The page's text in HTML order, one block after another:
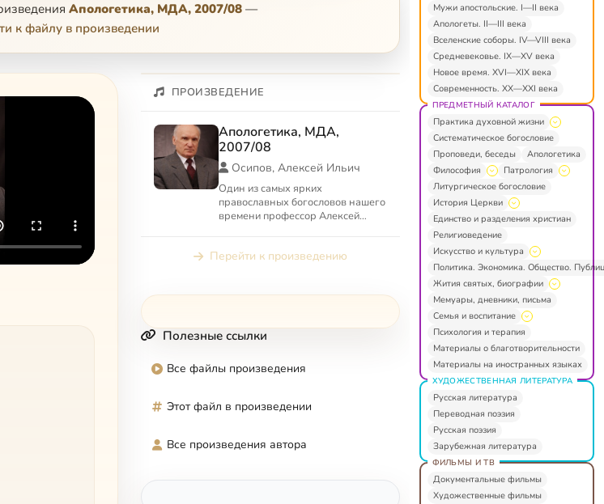
Апологетика, МДА, 2007/08 —
к файлу в произведении
ПРОИЗВЕДЕНИЕ
Апологетика, МДА,
2007/08
Осипов, Алексей Ильич
Один из самых ярких
православных богословов нашего
времени профессор Алексей
Московской духовной ак...
Перейти к произведению
Полезные ссылки
Все файлы произведения
Этот файл в произведении
Все произведения автора
Мужи апостольские. I—II века
Апологеты. II—III века
Вселенские соборы. IV—VIII века
Средневековье. IX—XV века
Новое время. XVI—XIX века
Современность. XX—XXI века
ПРЕДМЕТНЫЙ КАТАЛОГ
Практика духовной жизни
Систематическое богословие
Проповеди, беседы
Апологетика
Философия
Патрология
Литургическое богословие
История Церкви
Единство и разделения христиан
Религиоведение
Искусство и культура
Политика. Экономика. Общество.
Жития святых, биографии
Мемуары, дневники, письма
Семья и воспитание
Психология и терапия
Материалы о благотворительности
Материалы на иностранных языках
ХУДОЖЕСТВЕННАЯ ЛИТЕРАТУРА
Русская литература
Переводная поэзия
Русская поэзия
Зарубежная литература
ФИЛЬМЫ И ТВ
Документальные фильмы
Художественные фильмы